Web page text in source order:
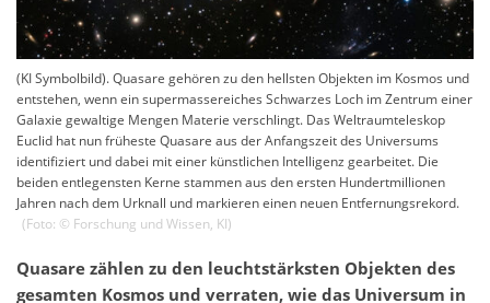
(KI Symbolbild). Quasare gehören zu den hellsten Objekten im Kosmos und
entstehen, wenn ein supermassereiches Schwarzes Loch im Zentrum einer
Galaxie gewaltige Mengen Materie verschlingt. Das Weltraumteleskop
Euclid hat nun früheste Quasare aus der Anfangszeit des Universums
identifiziert und dabei mit einer künstlichen Intelligenz gearbeitet. Die
beiden entlegensten Kerne stammen aus den ersten Hundertmillionen
Jahren nach dem Urknall und markieren einen neuen Entfernungsrekord.
(Foto: © Forschung und Wissen, KI)
Quasare zählen zu den leuchtstärksten Objekten des
gesamten Kosmos und verraten, wie das Universum in